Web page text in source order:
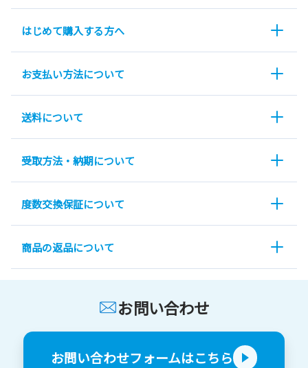
はじめて購入する方へ
お支払い方法について
送料について
受取方法・納期について
度数交換保証について
商品の返品について
お問い合わせ
お問い合わせフォームはこちら